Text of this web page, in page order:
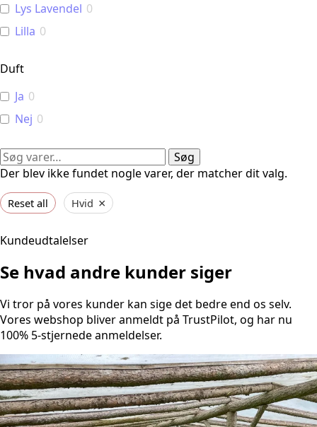
Lys Lavendel 0
Lilla 0
Duft
Ja 0
Nej 0
Søg
efter:
Søg
Der blev ikke fundet nogle varer, der matcher dit valg.
Reset all Hvid ×
Kundeudtalelser
Se hvad andre kunder siger
Vi tror på vores kunder kan sige det bedre end os selv.
Vores webshop bliver anmeldt på TrustPilot, og har nu
100% 5-stjernede anmeldelser.